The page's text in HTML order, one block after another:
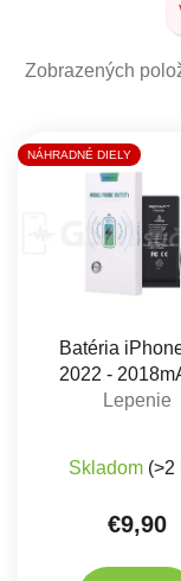
Zobrazených
Výpis
NÁHRADNÉ DIELY
Batéria
2022 -
Lepenie
Skladom (>2
€9,90